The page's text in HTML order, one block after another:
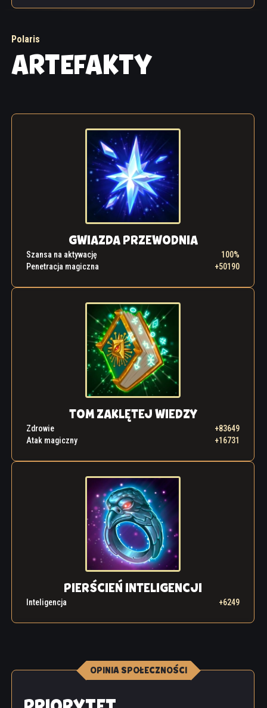
Polaris
ARTEFAKTY
GWIAZDA PRZEWODNIA
Szansa na aktywację
100%
Penetracja magiczna
+50190
TOM ZAKLĘTEJ WIEDZY
Zdrowie
+83649
Atak magiczny
+16731
PIERŚCIEŃ INTELIGENCJI
Inteligencja +6249
OPINIA SPOŁECZNOŚCI